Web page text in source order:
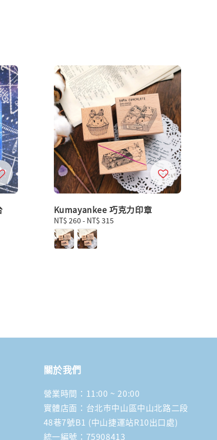
Kumayankee 巧克力印章
Regular
price
NT$ 260 - NT$ 315
關於我們
營業時間：11:00 ~ 20:00
實體店面：台北市中山區中山北路二段
48巷7號B1 (中山捷運站R10出口處)
統一編號：75908413